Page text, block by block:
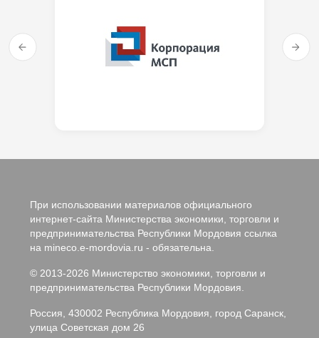
При использовании материалов официального
интернет-сайта Министерства экономики, торговли и
предпринимательства Республики Мордовия ссылка
на mineco.e-mordovia.ru - обязательна.
© 2013-2026 Министерство экономики, торговли и
предпринимательства Республики Мордовия.
Россия, 430002 Республика Мордовия, город Саранск,
улица Советская дом 26